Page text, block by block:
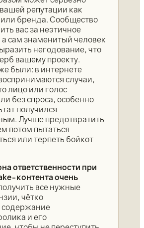
репутации как
бренда. Сообщество
вас за неэтичное
сам знаменитый человек
негодование, что
вашему проекту.
были: в интернете
случаи,
лицо или голос
без спроса, особенно
получился
Лучше предотвратить
потом пытаться
или терпеть бойкот
ответственности при
контента очень
все нужные
чётко
содержание
и его